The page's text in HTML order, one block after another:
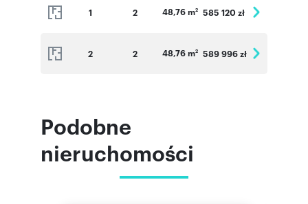
1 2 48,76 m2 585 120 zł
2 2 48,76 m2 589 996 zł
Podobne
nieruchomości